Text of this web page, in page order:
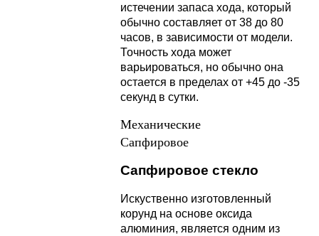
истечении запаса хода, который
обычно составляет от 38 до 80
часов, в зависимости от модели.
Точность хода может
варьироваться, но обычно она
остается в пределах от +45 до -35
секунд в сутки.
Механические
Сапфировое
Сапфировое стекло
Искуственно изготовленный
корунд на основе оксида
алюминия, является одним из